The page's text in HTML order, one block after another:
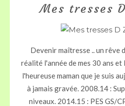
Mes tresses
Devenir maîtresse .. un rêve
réalité l'année de mes 30 ans et
l'heureuse maman que je suis
à jamais gravée. 2008.14 :
niveaux. 2014.15 : PES GS/